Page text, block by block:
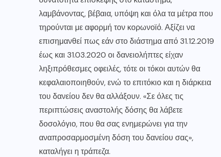
λαμβάνοντας, βέβαια, υπόψη και όλα τα μέτρα που
τηρούνται με αφορμή τον κορωνοϊό. Αξίζει να
επισημανθεί πως εάν στο διάστημα από 31.12.2019
έως και 31.03.2020 οι δανειολήπτες είχαν
ληξιπρόθεσμες οφειλές, τότε οι τόκοι αυτών θα
κεφαλαιοποιηθούν, ενώ το επιτόκιο και η διάρκεια
του δανείου δεν θα αλλάξουν. «Σε όλες τις
περιπτώσεις αναστολής δόσης θα λάβετε
δοσολόγιο, που θα σας ενημερώνει για την
αναπροσαρμοσμένη δόση του δανείου σας»,
καταλήγει η τράπεζα.